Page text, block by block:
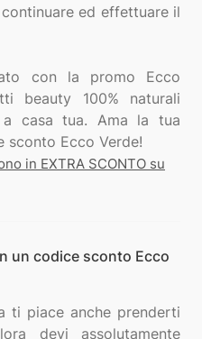
ed effettuare il
con la promo Ecco
beauty 100% naturali
a casa tua. Ama la tua
in EXTRA SCONTO su
un codice sconto Ecco
ti piace anche prenderti
devi assolutamente